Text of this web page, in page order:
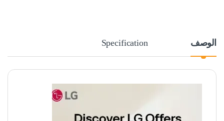
الوصف Specification